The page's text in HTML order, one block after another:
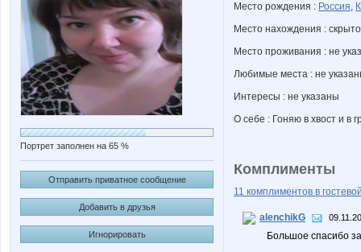
Портрет заполнен на 65 %
Отправить приватное сообщение
Добавить в друзья
Игнорировать
Место рождения : Россия,
Место нахождения : скрыто
Место проживания : не
Любимые места : не
Интересы : не указаны
О себе : Гоняю в хвост и в
Комплименты
11 комплиментов в
alenchikG
Большое спасибо